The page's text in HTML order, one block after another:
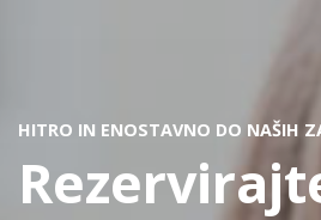
HITRO IN ENOSTAVNO DO NAŠIH